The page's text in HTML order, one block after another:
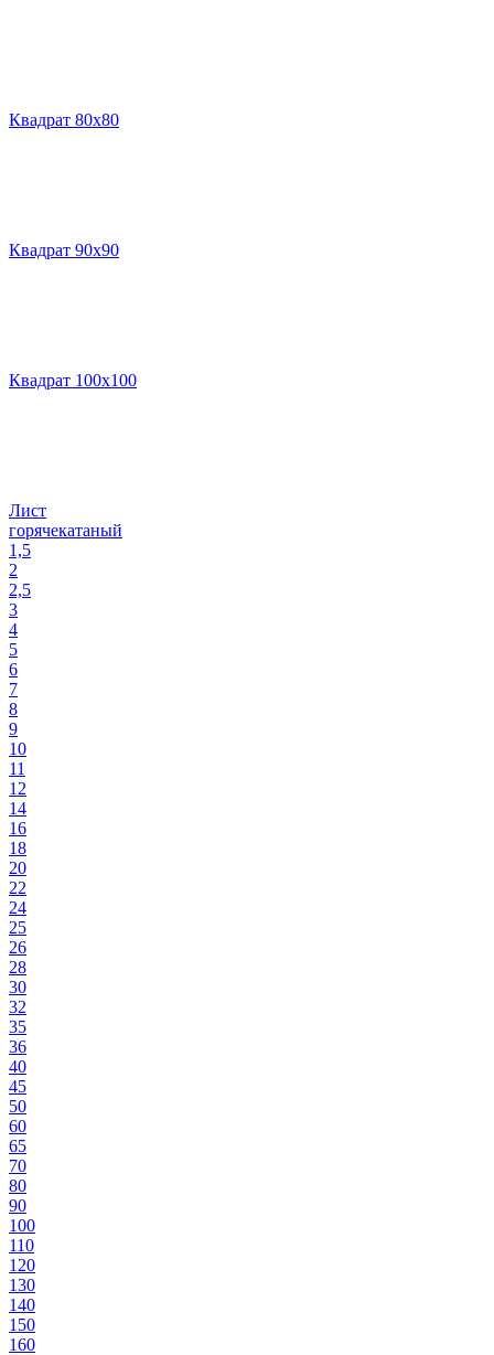
Квадрат 80х80
Квадрат 90х90
Квадрат 100х100
Лист
горячекатаный
1,5
2
2,5
3
4
5
6
7
8
9
10
11
12
14
16
18
20
22
24
25
26
28
30
32
35
36
40
45
50
60
65
70
80
90
100
110
120
130
140
150
160